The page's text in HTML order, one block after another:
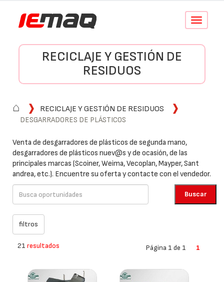
Conmutar
RECICLAJE Y GESTIÓN DE
RESIDUOS
⌂
RECICLAJE Y GESTIÓN DE RESIDUOS
DESGARRADORES DE PLÁSTICOS
Venta de desgarradores de plásticos de segunda mano,
desgarradores de plásticos nuev@s y de ocasión, de las
principales marcas (Scoiner, Weima, Vecoplan, Mayper, Sant
andrea, etc.). Encuentre su oferta y contacte con el vendedor.
21 resultados Página 1 de 1 1